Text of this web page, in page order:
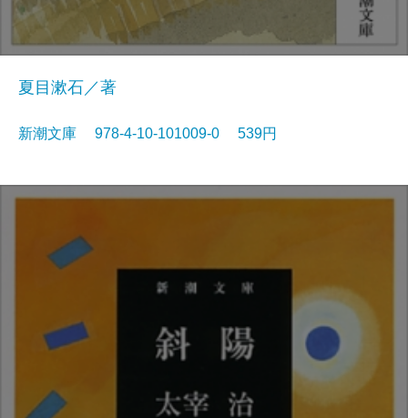
夏目漱石／著
新潮文庫 978-4-10-101009-0 539円